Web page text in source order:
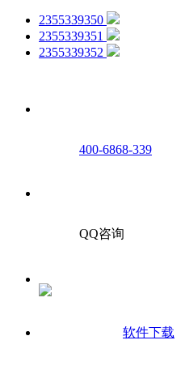
2355339350
2355339351
2355339352
400-6868-339
QQ咨询
软件下载